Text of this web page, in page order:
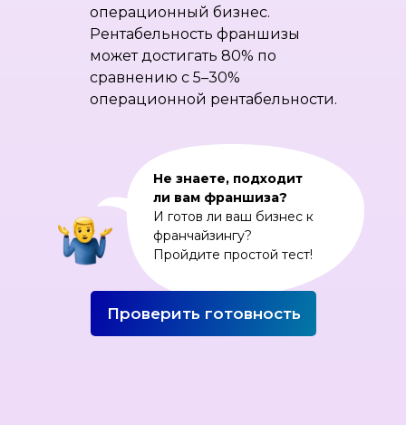
операционный бизнес.
Рентабельность франшизы
может достигать 80% по
сравнению с 5–30%
операционной рентабельности.
Не знаете, подходит
ли вам франшиза?
И готов ли ваш бизнес к
франчайзингу?
Пройдите простой тест!
Проверить готовность